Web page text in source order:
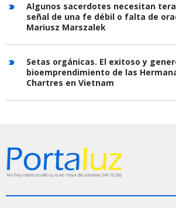
Algunos sacerdotes necesitan
señal de una fe débil o falta de
Mariusz Marszalek
Setas orgánicas. El exitoso y
bioemprendimiento de las
Chartres en Vietnam